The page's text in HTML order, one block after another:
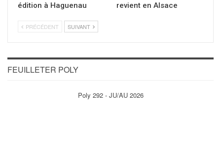
édition à Haguenau
revient en Alsace
PRÉCÉDENT SUIVANT
FEUILLETER POLY
Poly 292 - JU/AU 2026